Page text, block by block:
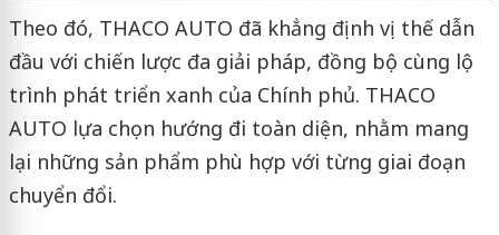
Theo đó, THACO AUTO đã khẳng định vị thế dẫn
đầu với chiến lược đa giải pháp, đồng bộ cùng lộ
trình phát triển xanh của Chính phủ. THACO
AUTO lựa chọn hướng đi toàn diện, nhằm mang
lại những sản phẩm phù hợp với từng giai đoạn
chuyển đổi.